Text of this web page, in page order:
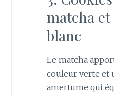
matcha
blanc
Le matcha
couleur verte et
amertume qui